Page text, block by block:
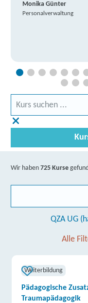
Monika Günter
Personalverwaltung
Wir haben725 Kurse
QZA UG
Alle
Weiterbildung
Pädagogische
Traumapädagogik